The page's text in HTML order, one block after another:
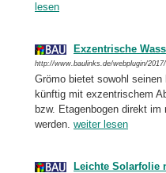
lesen
Exzentrische
http://www.baulinks.de/webplugin/
Grömo bietet sowohl
künftig mit exzentrischem
bzw. Etagenbogen direkt
werden. weiter lesen
Leichte Solarfolie